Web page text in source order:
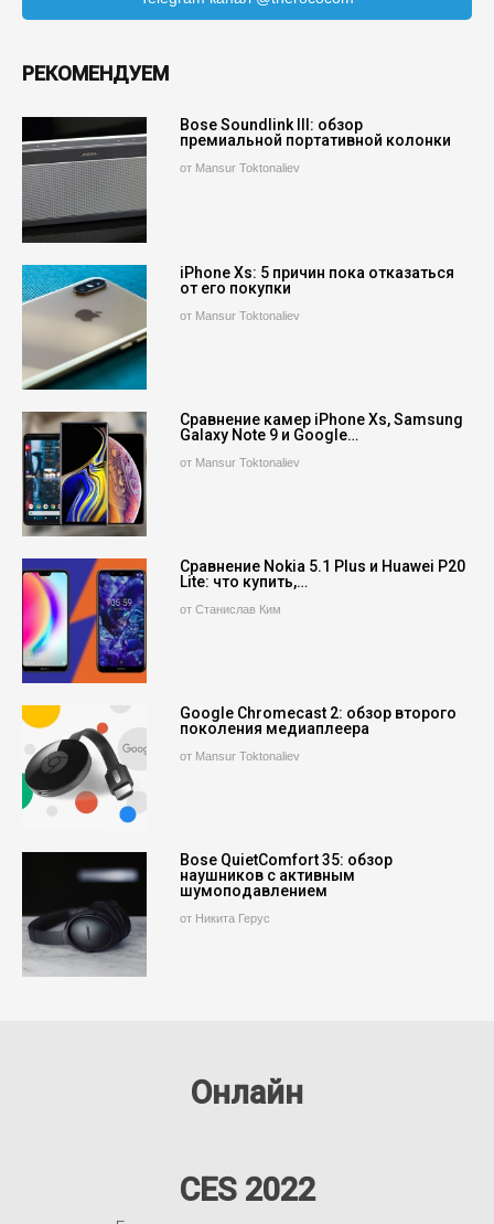
РЕКОМЕНДУЕМ
Bose Soundlink III: обзор
премиальной портативной колонки
от Mansur Toktonaliev
iPhone Xs: 5 причин пока отказаться
от его покупки
от Mansur Toktonaliev
Сравнение камер iPhone Xs, Samsung
Galaxy Note 9 и Google…
от Mansur Toktonaliev
Сравнение Nokia 5.1 Plus и Huawei P20
Lite: что купить,…
от Станислав Ким
Google Chromecast 2: обзор второго
поколения медиаплеера
от Mansur Toktonaliev
Bose QuietComfort 35: обзор
наушников с активным
шумоподавлением
от Никита Герус
Онлайн
CES 2022